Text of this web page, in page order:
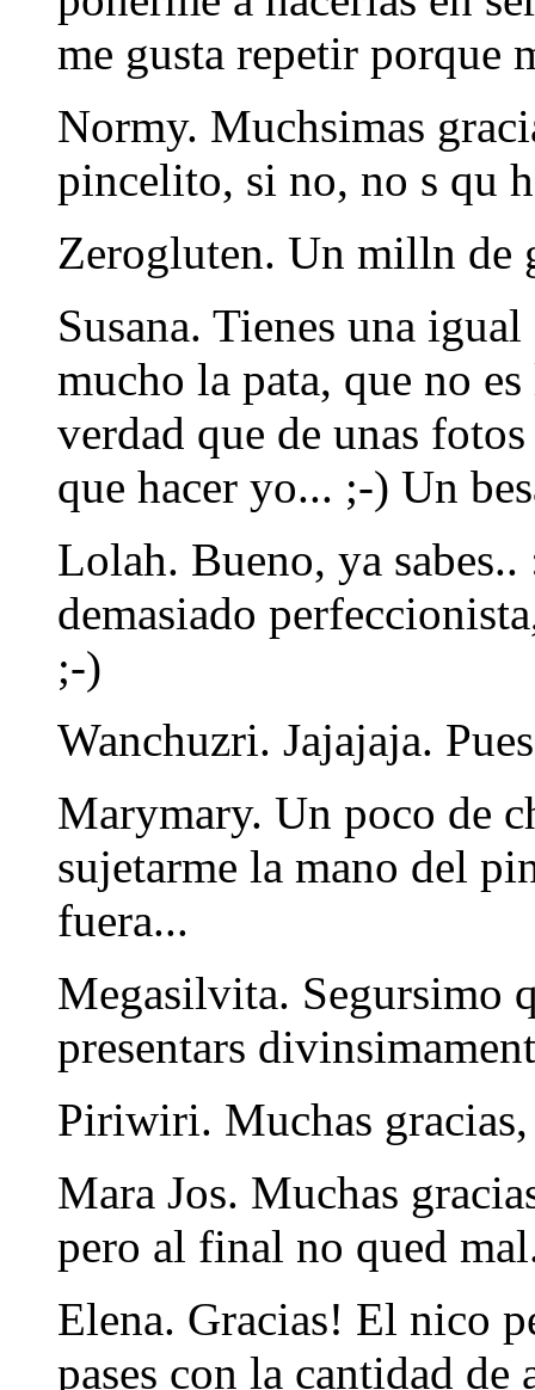
me gusta repetir porque
Normy. Muchsimas
pincelito, si no, no s qu
Zerogluten. Un milln de
Susana. Tienes una
mucho la pata, que no
verdad que de unas
que hacer yo... ;-) Un
Lolah. Bueno, ya
demasiado
;-)
Wanchuzri. Jajajaja.
Marymary. Un poco de
sujetarme la mano del
fuera...
Megasilvita. Segursimo
presentars
Piriwiri. Muchas gracias,
Mara Jos. Muchas
pero al final no qued
Elena. Gracias! El nico
pases con la cantidad